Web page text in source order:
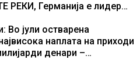
РЕКИ, Германија е лидер
Во јули остварена
наплата на приходи
денари –